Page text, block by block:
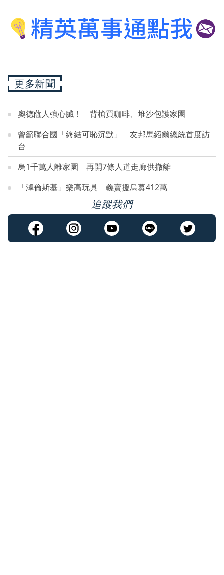
更多新聞
奧德薩人強心臟！ 背槍買咖啡、堆沙包護家園
曾籲聯合國「終結可恥沉默」 友邦馬紹爾總統首度訪
台
烏1千萬人離家園 再開7條人道走廊供撤離
「澤倫斯基」樂高玩具 義賣援烏募412萬
追蹤我們